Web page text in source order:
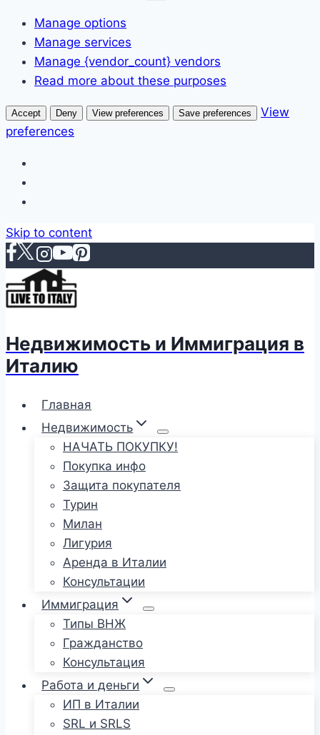
Manage options
Manage services
Manage {vendor_count} vendors
Read more about these purposes
Accept Deny View preferences Save preferences
View
preferences
Skip to content
Недвижимость и Иммиграция в
Италию
Главная
Недвижимость
НАЧАТЬ ПОКУПКУ!
Покупка инфо
Защита покупателя
Турин
Милан
Лигурия
Аренда в Италии
Консультации
Иммиграция
Типы ВНЖ
Гражданство
Консультация
Работа и деньги
ИП в Италии
SRL и SRLS